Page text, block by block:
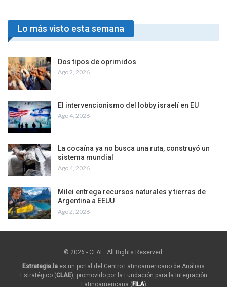
Lo más visto esta semana
Dos tipos de oprimidos
Ago 2, 2026
El intervencionismo del lobby israelí en EU
Ago 4, 2026
La cocaína ya no busca una ruta, construyó un
sistema mundial
Ago 4, 2026
Milei entrega recursos naturales y tierras de
Argentina a EEUU
Ago 2, 2026
© 2026 - CLAE. All Rights Reserved.
Estrategia.la es un portal del Centro Latinoamericano de Análisis
Estratégico (CLAE), promovido por la Fundación para la Integración
Latinoamericana ( FILA)